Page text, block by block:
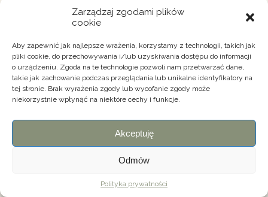
Zarządzaj zgodami plików
cookie
Aby zapewnić jak najlepsze wrażenia, korzystamy z technologii, takich jak
pliki cookie, do przechowywania i/lub uzyskiwania dostępu do informacji
o urządzeniu. Zgoda na te technologie pozwoli nam przetwarzać dane,
takie jak zachowanie podczas przeglądania lub unikalne identyfikatory na
tej stronie. Brak wyrażenia zgody lub wycofanie zgody może
niekorzystnie wpłynąć na niektóre cechy i funkcje.
Akceptuję
Odmów
Polityka prywatności